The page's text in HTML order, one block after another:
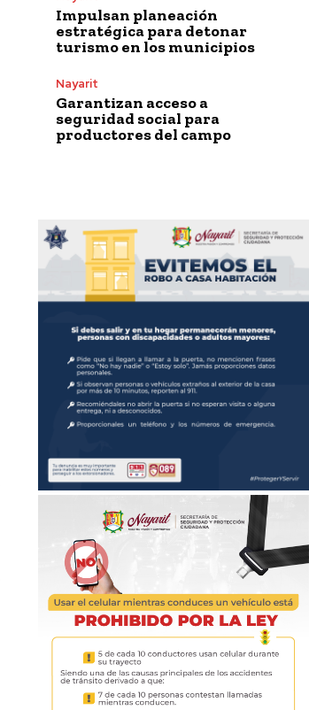
Impulsan planeación
estratégica para detonar
turismo en los municipios
Nayarit
Garantizan acceso a
seguridad social para
productores del campo